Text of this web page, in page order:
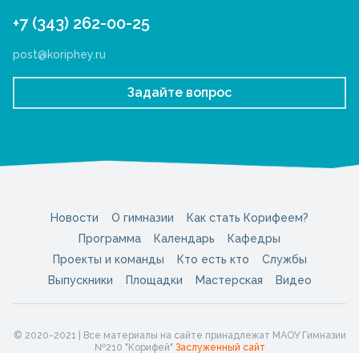
+7 (343) 262-00-25
post@koriphey.ru
Задайте вопрос
Новости О гимназии
Как стать Корифеем?
Программа
Календарь
Кафедры
Проекты и команды
Кто есть кто
Службы
Выпускники
Площадки Мастерская Видео
© 2020-2021 | Все материалы на сайте принадлежат МАОУ Гимназии
№210 "Корифей" Заслуженный сайт